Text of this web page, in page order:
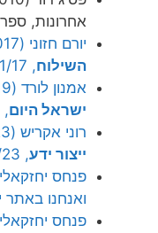
אחרונות,
יורם חזוני (2017), הלאומיות וחירות המערב,
השילוח, 28/11/17.
אמנון לורד (2019), גובים את התשלום במזומן,
ישראל היום, 26/7/19.
רוני אקריש (2023), בין פטריוטיות ללאומיות,
ייצור ידע, 27/12/23.
ואנחנו באתר
פנחס